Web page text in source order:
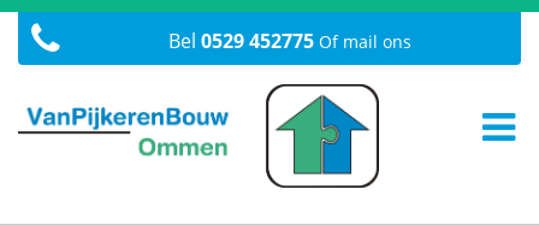
Bel 0529 452775Of mail ons